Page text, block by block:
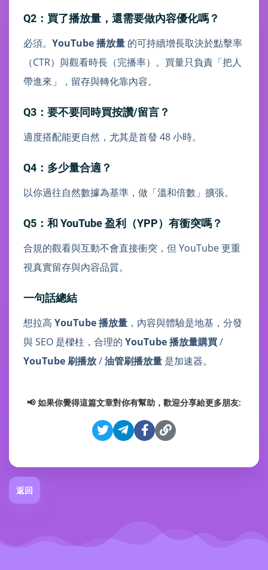
Q2：買了播放量，還需要做內容優化嗎？
必須。 YouTube 播放量 的可持續增長取決於點擊率
（CTR）與觀看時長（完播率）。買量只負責「把人
帶進來」，留存與轉化靠內容。
Q3：要不要同時買按讚/留言？
適度搭配能更自然，尤其是首發 48 小時。
Q4：多少量合適？
以你過往自然數據為基準，做「溫和倍數」擴張。
Q5：和 YouTube 盈利（YPP）有衝突嗎？
合規的觀看與互動不會直接衝突，但 YouTube 更重
視真實留存與內容品質。
一句話總結
想拉高 YouTube 播放量 ，內容與體驗是地基，分發
與 SEO 是樑柱，合理的 YouTube 播放量購買/
YouTube 刷播放/油管刷播放量 是加速器。
📢 如果你覺得這篇文章對你有幫助，歡迎分享給更多朋友:
返回